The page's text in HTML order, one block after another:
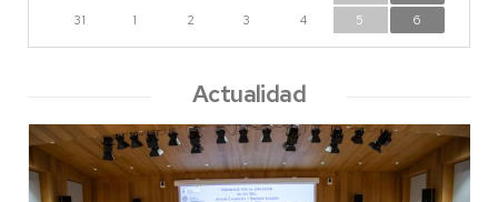
31
1 2 3 4 5 6
Actualidad